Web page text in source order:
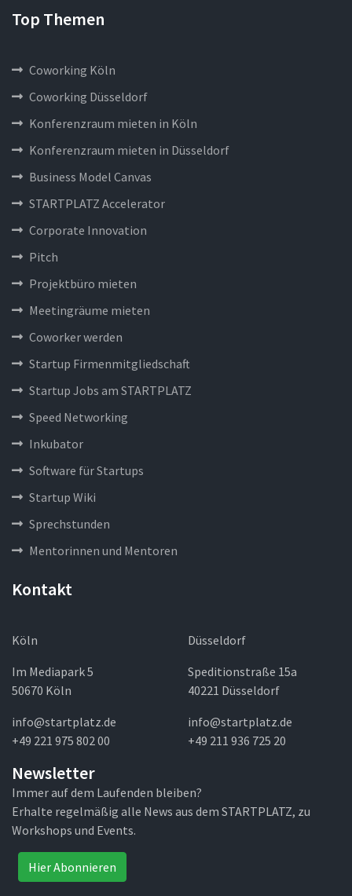
Top Themen
Coworking Köln
Coworking Düsseldorf
Konferenzraum mieten in Köln
Konferenzraum mieten in Düsseldorf
Business Model Canvas
STARTPLATZ Accelerator
Corporate Innovation
Pitch
Projektbüro mieten
Meetingräume mieten
Coworker werden
Startup Firmenmitgliedschaft
Startup Jobs am STARTPLATZ
Speed Networking
Inkubator
Software für Startups
Startup Wiki
Sprechstunden
Mentorinnen und Mentoren
Kontakt
Köln
Im Mediapark 5
50670 Köln
info@startplatz.de
+49 221 975 802 00
Düsseldorf
Speditionstraße 15a
40221 Düsseldorf
info@startplatz.de
+49 211 936 725 20
Newsletter
Immer auf dem Laufenden bleiben?
Erhalte regelmäßig alle News aus dem STARTPLATZ, zu
Workshops und Events.
Hier Abonnieren